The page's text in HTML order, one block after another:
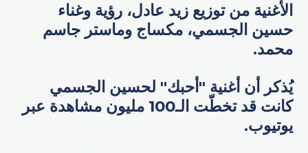
الأغنية من توزيع زيد عادل، رؤية وغناء
حسين الجسمي​، مكساج وماستر جاسم
محمد.
يُذكر أن أغنية "أحبك" لحسين الجسمي
كانت قد تخطّت الـ100 مليون مشاهدة عبر
يوتيوب.